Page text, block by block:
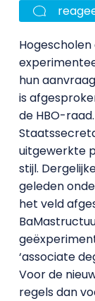
hun
is
de HBO-raad.
uitgewerkte
stijl.
geleden
het veld
‘associate
Voor de
regels dan